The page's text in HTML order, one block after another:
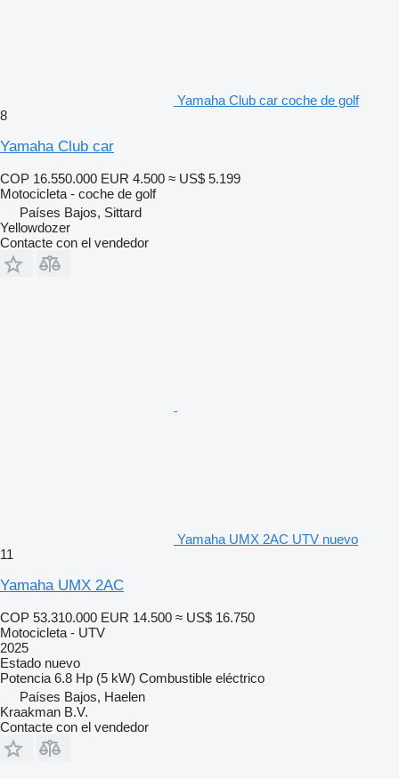
Yamaha Club car coche de golf
8
Yamaha Club car
COP 16.550.000 EUR 4.500 ≈ US$ 5.199
Motocicleta - coche de golf
Países Bajos, Sittard
Yellowdozer
Contacte con el vendedor
Yamaha UMX 2AC UTV nuevo
11
Yamaha UMX 2AC
COP 53.310.000 EUR 14.500 ≈ US$ 16.750
Motocicleta - UTV
2025
Estado nuevo
Potencia 6.8 Hp (5 kW) Combustible eléctrico
Países Bajos, Haelen
Kraakman B.V.
Contacte con el vendedor